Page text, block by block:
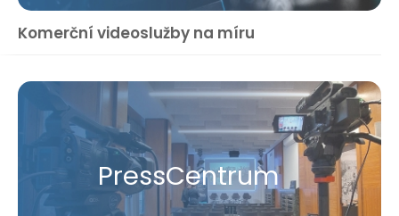
Komerční videoslužby na míru
Press​Centrum